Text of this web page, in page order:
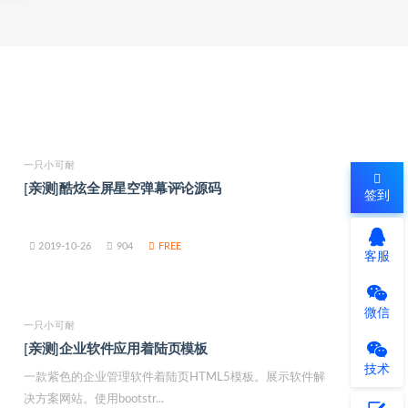
一只小可耐
[亲测]酷炫全屏星空弹幕评论源码
2019-10-26 904 FREE
一只小可耐
[亲测]企业软件应用着陆页模板
一款紫色的企业管理软件着陆页HTML5模板。展示软件解
决方案网站。使用bootstr...
签到
客服
微信
技术